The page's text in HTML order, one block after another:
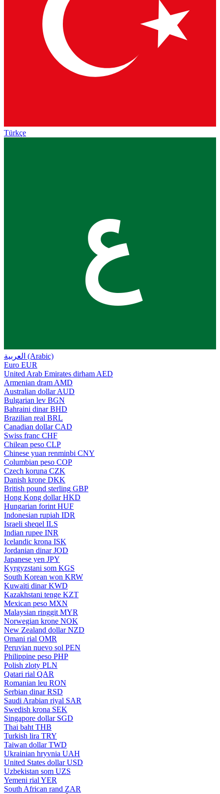
Türkçe
ع
العربية (Arabic)
Euro EUR
United Arab Emirates dirham AED
Armenian dram AMD
Australian dollar AUD
Bulgarian lev BGN
Bahraini dinar BHD
Brazilian real BRL
Canadian dollar CAD
Swiss franc CHF
Chilean peso CLP
Chinese yuan renminbi CNY
Columbian peso COP
Czech koruna CZK
Danish krone DKK
British pound sterling GBP
Hong Kong dollar HKD
Hungarian forint HUF
Indonesian rupiah IDR
Israeli sheqel ILS
Indian rupee INR
Icelandic krona ISK
Jordanian dinar JOD
Japanese yen JPY
Kyrgyzstani som KGS
South Korean won KRW
Kuwaiti dinar KWD
Kazakhstani tenge KZT
Mexican peso MXN
Malaysian ringgit MYR
Norwegian krone NOK
New Zealand dollar NZD
Omani rial OMR
Peruvian nuevo sol PEN
Philippine peso PHP
Polish zloty PLN
Qatari rial QAR
Romanian leu RON
Serbian dinar RSD
Saudi Arabian riyal SAR
Swedish krona SEK
Singapore dollar SGD
Thai baht THB
Turkish lira TRY
Taiwan dollar TWD
Ukrainian hryvnia UAH
United States dollar USD
Uzbekistan som UZS
Yemeni rial YER
South African rand ZAR